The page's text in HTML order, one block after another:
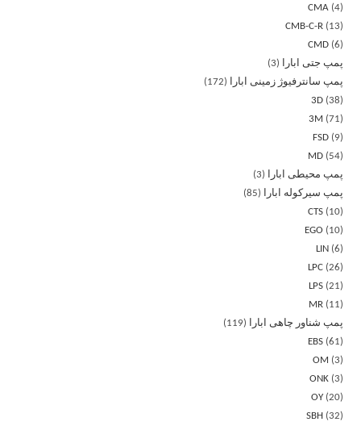
CMA 4
CMB-C-R
13
CMD 6
پمپ جتی ابارا
3
پمپ سانترفیوژ زمینی ابارا
172
3D 38
3M
71
FSD
9
MD
54
پمپ محیطی ابارا
3
پمپ سیرکوله ابارا
85
CTS
10
EGO
10
LIN
6
LPC 26
LPS 21
MR
11
پمپ شناور چاهی ابارا
119
EBS 61
OM
3
ONK 3
OY 20
SBH
32